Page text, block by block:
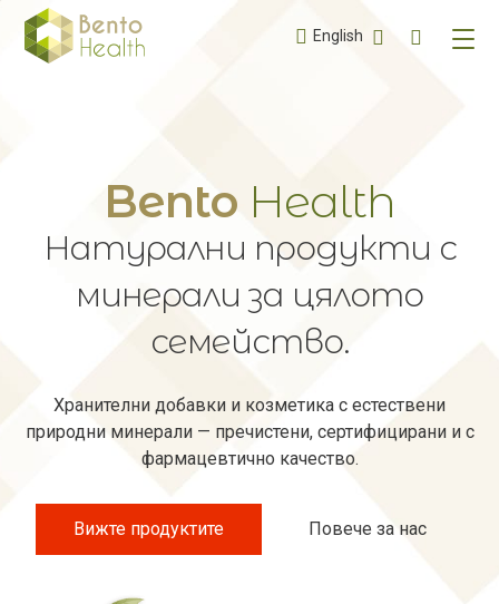
English +359 887
Bento Health
Натурални продукти с
минерали за цялото
семейство.
Хранителни добавки и козметика с естествени
природни минерали — пречистени, сертифицирани и с
фармацевтично качество.
Вижте продуктите Повече за нас